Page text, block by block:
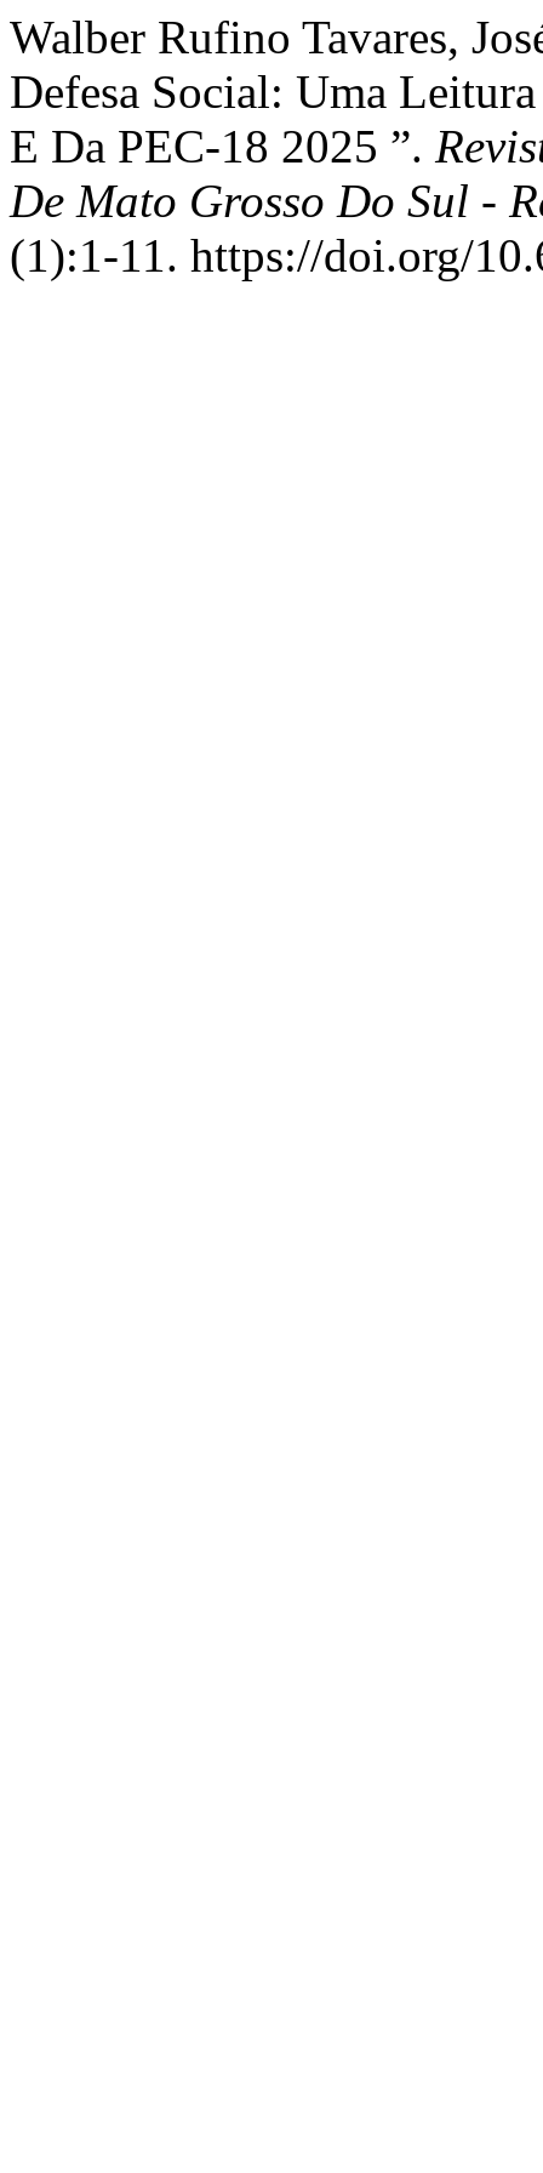
Walber Rufino Tavares,
Defesa Social: Uma
E Da PEC-18 2025 ”.
De Mato Grosso Do Sul -
(1):1-11. https://doi.org/